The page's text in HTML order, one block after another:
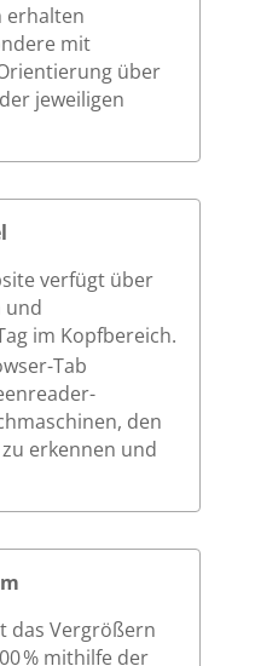
erhalten
mit
über
jeweiligen
verfügt über
und
im Kopfbereich.
Tab
den
erkennen und
das Vergrößern
% mithilfe der